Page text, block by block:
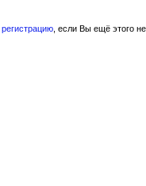
регистрацию , если Вы ещё этого